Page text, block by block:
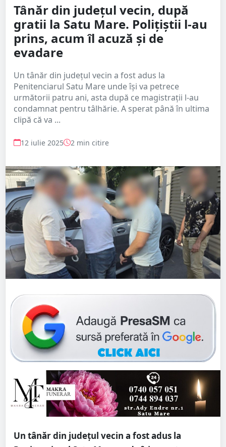
Tânăr din județul vecin, după
gratii la Satu Mare. Polițiștii l-au
prins, acum îl acuză și de
evadare
Un tânăr din județul vecin a fost adus la
Penitenciarul Satu Mare unde își va petrece
următorii patru ani, asta după ce magistrații l-au
condamnat pentru tâlhărie. A sperat până în ultima
clipă că va ...
12 iulie 2025 2 min citire
Un tânăr din județul vecin a fost adus la